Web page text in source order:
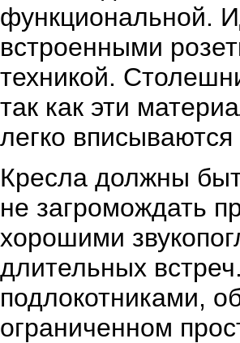
функциональной.
встроенными
техникой.
так как эти
легко
Кресла должны
не загромождать
хорошими
длительных
подлокотниками,
ограниченном